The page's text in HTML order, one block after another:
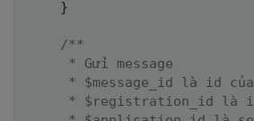
}
/**
     * Gửi message
* $message_id là id
* $registration_id là